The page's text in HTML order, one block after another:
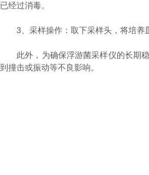
已经过消毒。
3、采样操作：取下采样头，将培养
此外，为确保浮游菌采样仪的长期稳
到撞击或振动等不良影响。